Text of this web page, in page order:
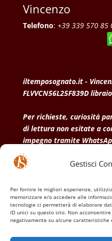
Gestisci
Per fornire le migliori esperienze,
memorizzare e/o accedere alle
tecnologie ci permetterà di elaborare
ID unici su questo sito. Non
negativamente su alcune caratteristiche
Vincenzo
Telefono: +39 339 570 85
iltemposognato.it -
FLVVCN56L25F839D
Per richieste, curiosità
di lettura non esitate a
impegno tramite
• Condizioni generali di